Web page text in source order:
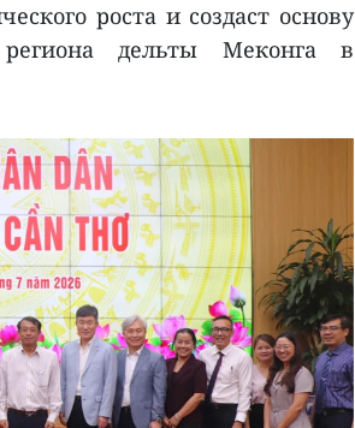
роста и создаст основу
дельты Меконга в